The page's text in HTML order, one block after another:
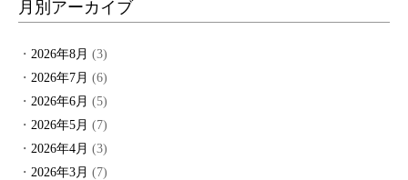
月別アーカイブ
2026年8月 (3)
2026年7月 (6)
2026年6月 (5)
2026年5月 (7)
2026年4月 (3)
2026年3月 (7)